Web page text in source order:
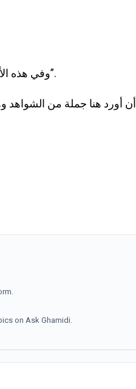
»وفي هذه الأبيات ترى للمرأة ضمير الجمع والوحدة معًا. وهذا القدر مقنع ولو شئنا لكثّرنا الأمثلة”.
on Ask Ghamidi.